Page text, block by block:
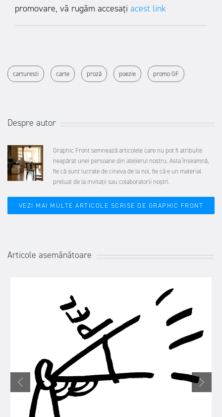
promovare, vă rugăm accesați acest link
carturesti carte proză poezie promo GF
Despre autor
Graphic Front semnează articolele care nu pot fi atribuite
neapărat unei persoane din atelierul nostru. Asta înseamnă,
fie că sunt lucrate de cineva de la noi, fie că e un material
preluat de la invitații sau colaboratorii noștri.
VEZI MAI MULTE ARTICOLE SCRISE DE GRAPHIC FRONT
Articole asemănătoare